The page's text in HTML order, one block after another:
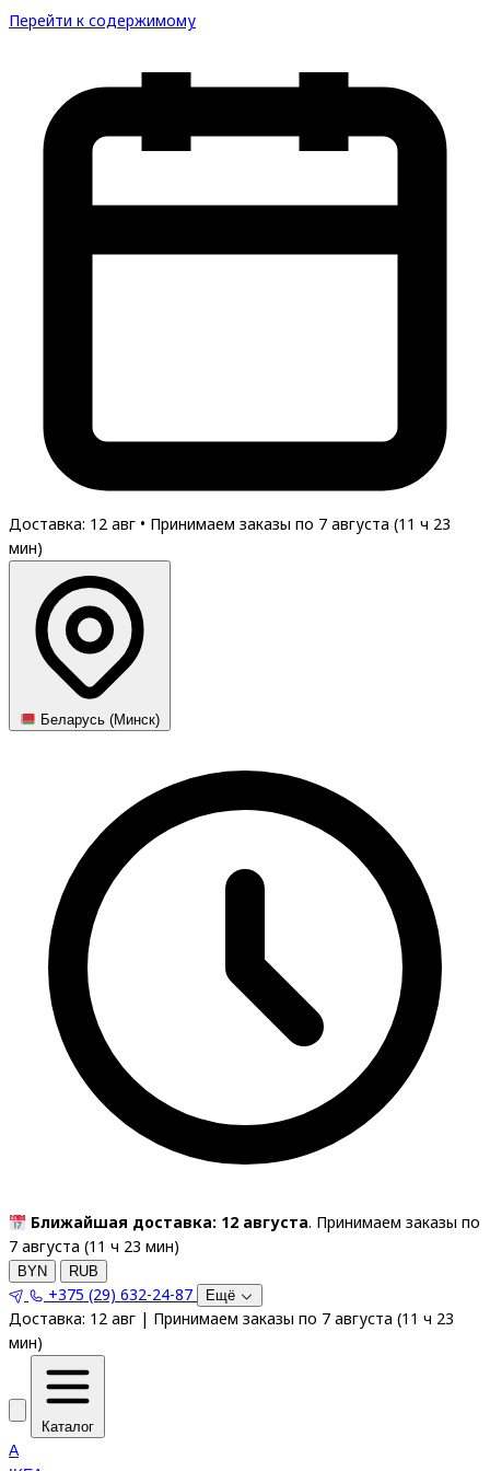
Перейти к содержимому
Доставка: 12 авг • Принимаем заказы по 7 августа (11 ч 23
мин)
Беларусь (Минск)
Ближайшая доставка: 12 августа. Принимаем заказы по
7 августа (11 ч 23 мин)
BYN RUB
+375 (29) 632-24-87 Ещё
Доставка: 12 авг | Принимаем заказы по 7 августа (11 ч 23
мин)
Каталог
A